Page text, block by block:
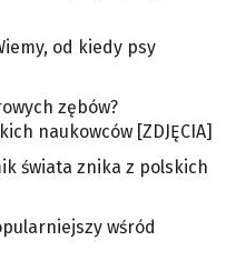
od kiedy psy
zębów?
naukowców [ZDJĘCIA]
świata znika z polskich
wśród